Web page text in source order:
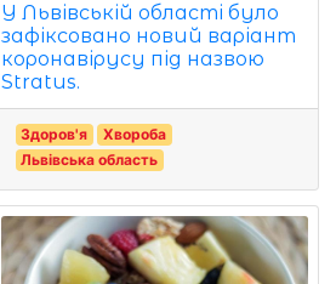
У Львівській області було
зафіксовано новий варіант
коронавірусу під назвою
Stratus.
Здоров'я
Хвороба
Львівська область